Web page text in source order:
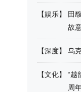
【娱乐】
田
故
【深度】 乌
【文化】
“越
周